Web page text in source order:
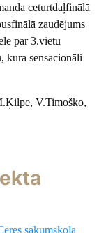
ceturtdaļfinālā
zaudējums
par 3.vietu
kura sensacionāli
V.Timoško,
sākumskola